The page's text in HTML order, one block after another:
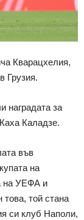
Кварацхелия,
Грузия.
наградата за
Каладзе.
във
на
на УЕФА и
той стана
си клуб Наполи,